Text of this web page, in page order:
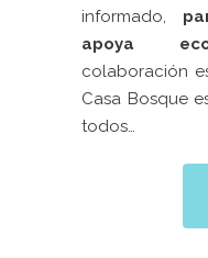
informado,
apoya
colaboración
Casa Bosque
todos…